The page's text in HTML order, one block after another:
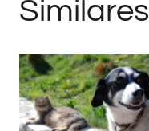
Similares